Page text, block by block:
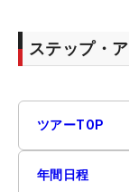
ステップ・
ツアーTOP
年間日程